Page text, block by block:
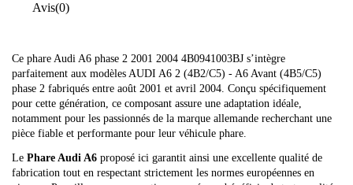
Avis(0)
Ce phare Audi A6 phase 2 2001 2004 4B0941003BJ s’intègre
parfaitement aux modèles AUDI A6 2 (4B2/C5) - A6 Avant (4B5/C5)
phase 2 fabriqués entre août 2001 et avril 2004. Conçu spécifiquement
pour cette génération, ce composant assure une adaptation idéale,
notamment pour les passionnés de la marque allemande recherchant une
pièce fiable et performante pour leur véhicule phare.
Le Phare Audi A6 proposé ici garantit ainsi une excellente qualité de
fabrication tout en respectant strictement les normes européennes en